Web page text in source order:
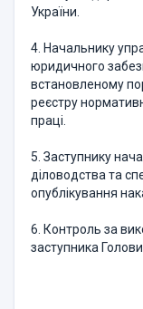
України.
4. Начальнику
юридичного
встановленому
реєстру
праці.
5. Заступнику
діловодства та
опублікування
6. Контроль за
заступника